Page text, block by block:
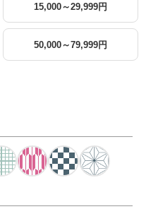
15,000～29,999円
50,000～79,999円